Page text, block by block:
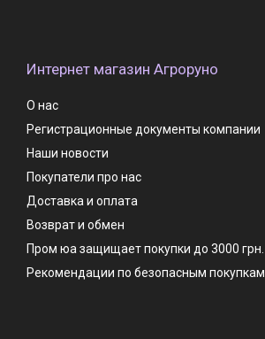
Интернет магазин Агроруно
О нас
Регистрационные документы компании
Наши новости
Покупатели про нас
Доставка и оплата
Возврат и обмен
Пром юа защищает покупки до 3000 грн.
Рекомендации по безопасным покупкам